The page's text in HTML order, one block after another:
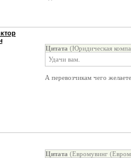
Цитата (Юридическая
Удачи вам.
А перевозчикам чего
Цитата (Евромувинг